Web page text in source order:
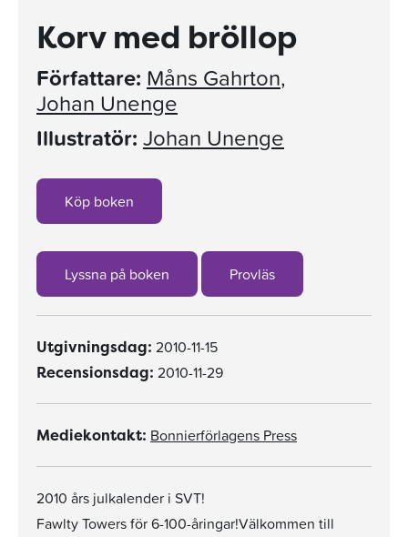
Korv med bröllop
Författare: Måns Gahrton,
Johan Unenge
Illustratör: Johan Unenge
Köp boken
Lyssna på boken Provläs
Utgivningsdag: 2010-11-15
Recensionsdag: 2010-11-29
Mediekontakt: Bonnierförlagens Press
2010 års julkalender i SVT!
Fawlty Towers för 6-100-åringar!Välkommen till